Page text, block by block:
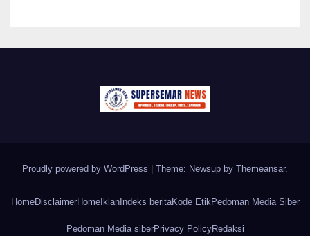
Proudly powered by WordPress Theme: Newsup by Themeansar.
HomeDisclaimerHomeIklanIndeks beritaKode EtikPedoman Media Siber
Pedoman Media siberPrivacy PolicyRedaksi